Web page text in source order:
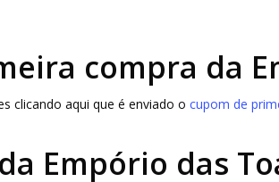
compra da
clicando aqui que é enviado o cupom de
da Empório das